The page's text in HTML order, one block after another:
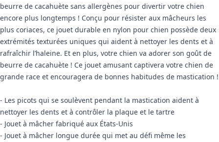
beurre de cacahuète sans allergènes pour divertir votre chien
encore plus longtemps ! Conçu pour résister aux mâcheurs les
plus coriaces, ce jouet durable en nylon pour chien possède deux
extrémités texturées uniques qui aident à nettoyer les dents et à
rafraîchir l’haleine. Et en plus, votre chien va adorer son goût de
beurre de cacahuète ! Ce jouet amusant captivera votre chien de
grande race et encouragera de bonnes habitudes de mastication !
- Les picots qui se soulèvent pendant la mastication aident à
nettoyer les dents et à contrôler la plaque et le tartre
- Jouet à mâcher fabriqué aux États-Unis
- Jouet à mâcher longue durée qui met au défi même les